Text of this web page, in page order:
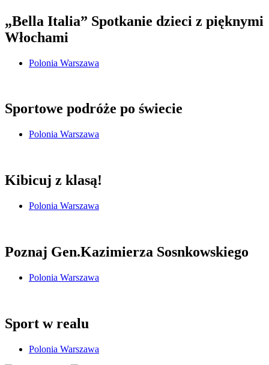
„Bella Italia” Spotkanie dzieci z pięknymi
Włochami
Polonia Warszawa
Sportowe podróże po świecie
Polonia Warszawa
Kibicuj z klasą!
Polonia Warszawa
Poznaj Gen.Kazimierza Sosnkowskiego
Polonia Warszawa
Sport w realu
Polonia Warszawa